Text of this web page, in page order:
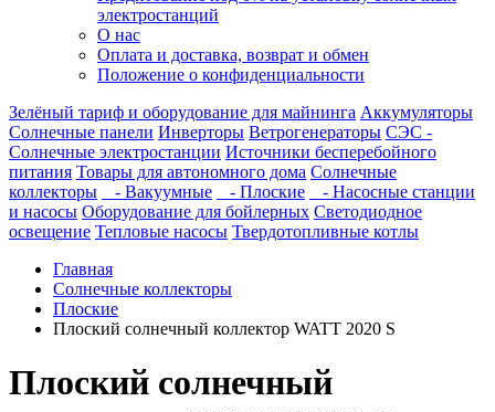
электростанций
О нас
Оплата и доставка, возврат и обмен
Положение о конфиденциальности
Зелёный тариф и оборудование для майнинга Аккумуляторы
Солнечные панели Инверторы Ветрогенераторы СЭС -
Солнечные электростанции Источники бесперебойного
питания Товары для автономного дома Солнечные
коллекторы
- Вакуумные - Плоские
- Насосные станции
и насосы Оборудование для бойлерных Светодиодное
освещение Тепловые насосы Твердотопливные котлы
Главная
Солнечные коллекторы
Плоские
Плоский солнечный коллектор WATT 2020 S
Плоский солнечный